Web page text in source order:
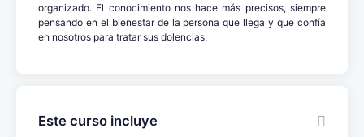
organizado. El conocimiento nos hace más precisos, siempre
pensando en el bienestar de la persona que llega y que confía
en nosotros para tratar sus dolencias.
Este curso incluye